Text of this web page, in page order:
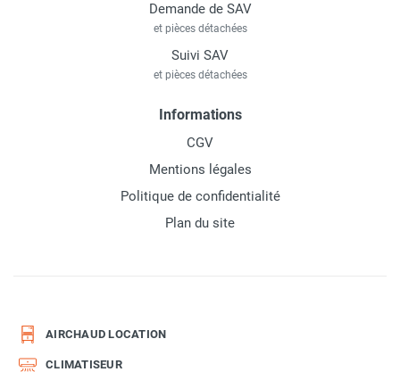
Demande de SAV
et pièces détachées
Suivi SAV
et pièces détachées
Informations
CGV
Mentions légales
Politique de confidentialité
Plan du site
AIRCHAUD LOCATION
CLIMATISEUR